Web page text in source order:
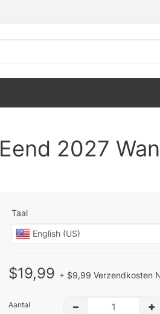
Eend 2027
Taal
$19,99 + $9,99 Verzendkosten
Aantal – +